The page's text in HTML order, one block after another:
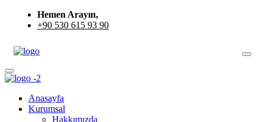
Hemen Arayın,
+90 530 615 93 90
Anasayfa
Kurumsal
Hakkımızda